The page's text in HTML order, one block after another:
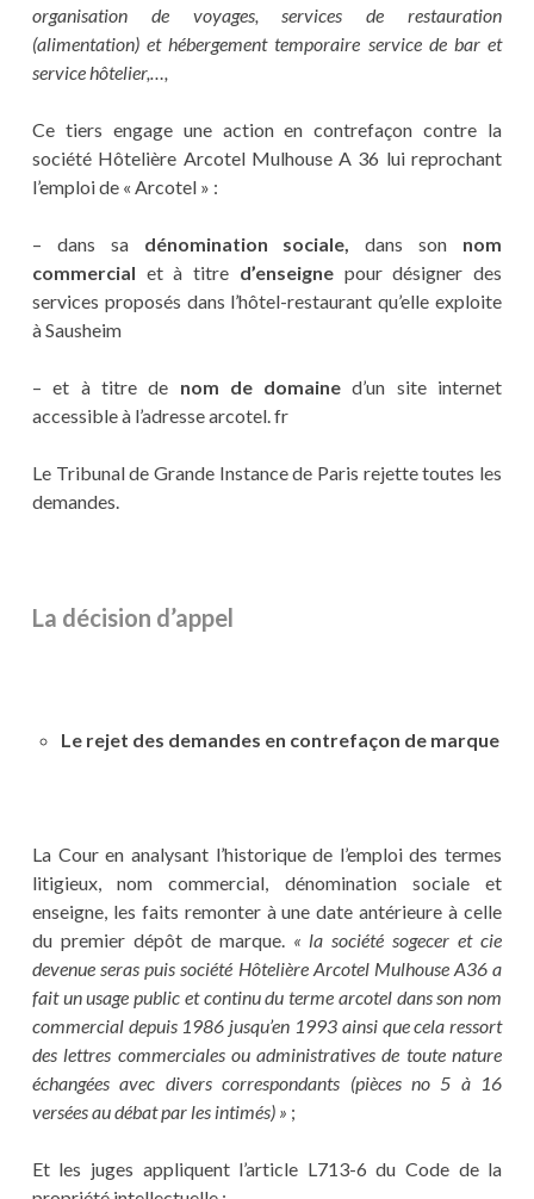
organisation de voyages, services de restauration
(alimentation) et hébergement temporaire service de bar et
service hôtelier,…,
Ce tiers engage une action en contrefaçon contre la
société Hôtelière Arcotel Mulhouse A 36 lui reprochant
l’emploi de « Arcotel » :
– dans sa dénomination sociale,dans son nom
commercial et à titre d’enseigne pour désigner des
services proposés dans l’hôtel-restaurant qu’elle exploite
à Sausheim
– et à titre de nom de domained’un site internet
accessible à l’adresse arcotel. fr
Le Tribunal de Grande Instance de Paris rejette toutes les
demandes.
La décision d’appel
Le rejet des demandes en contrefaçon de marque
La Cour en analysant l’historique de l’emploi des termes
litigieux, nom commercial, dénomination sociale et
enseigne, les faits remonter à une date antérieure à celle
du premier dépôt de marque.« la société sogecer et cie
devenue seras puis société Hôtelière Arcotel Mulhouse A36 a
fait un usage public et continu du terme arcotel dans son nom
commercial depuis 1986 jusqu’en 1993 ainsi que cela ressort
des lettres commerciales ou administratives de toute nature
échangées avec divers correspondants (pièces no 5 à 16
versées au débat par les intimés) » ;
Et les juges appliquent l’article L713-6 du Code de la